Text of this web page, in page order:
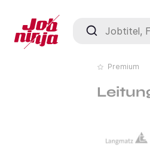
Jobtitel,
Premium